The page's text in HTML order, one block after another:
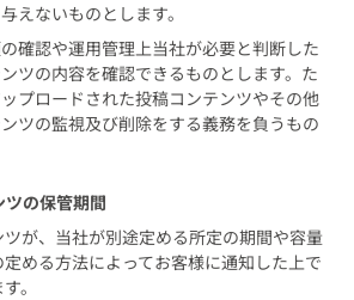
えないものとします。
確認や運用管理上当社が必要と判断した
ツの内容を確認できるものとします。た
プロードされた投稿コンテンツやその他
ツの監視及び削除をする義務を負うもの
ツの保管期間
が、当社が別途定める所定の期間や容量
める方法によってお客様に通知した上で
。